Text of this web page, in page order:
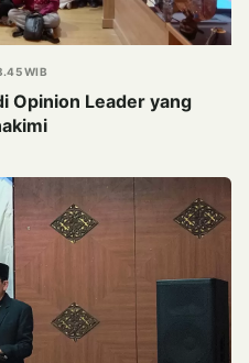
WIB
Opinion Leader yang